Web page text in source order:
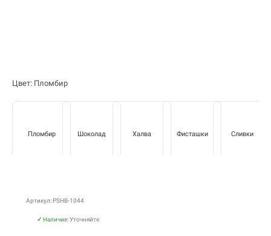
Цвет: Пломбир
Пломбир Шоколад Халва Фисташки Сливки
Артикул: PSHB-1044
✓ Наличие:Уточняйте